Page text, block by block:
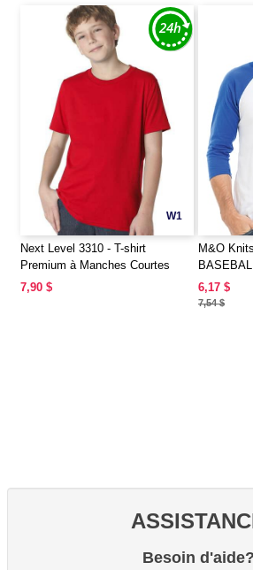
W1
Next Level 3310 - T-shirt
Premium à Manches Courtes
pour Jeunes
7,90 $
M&O
BASEBALL
6,17 $
7,54 $
Besoin d'aide?